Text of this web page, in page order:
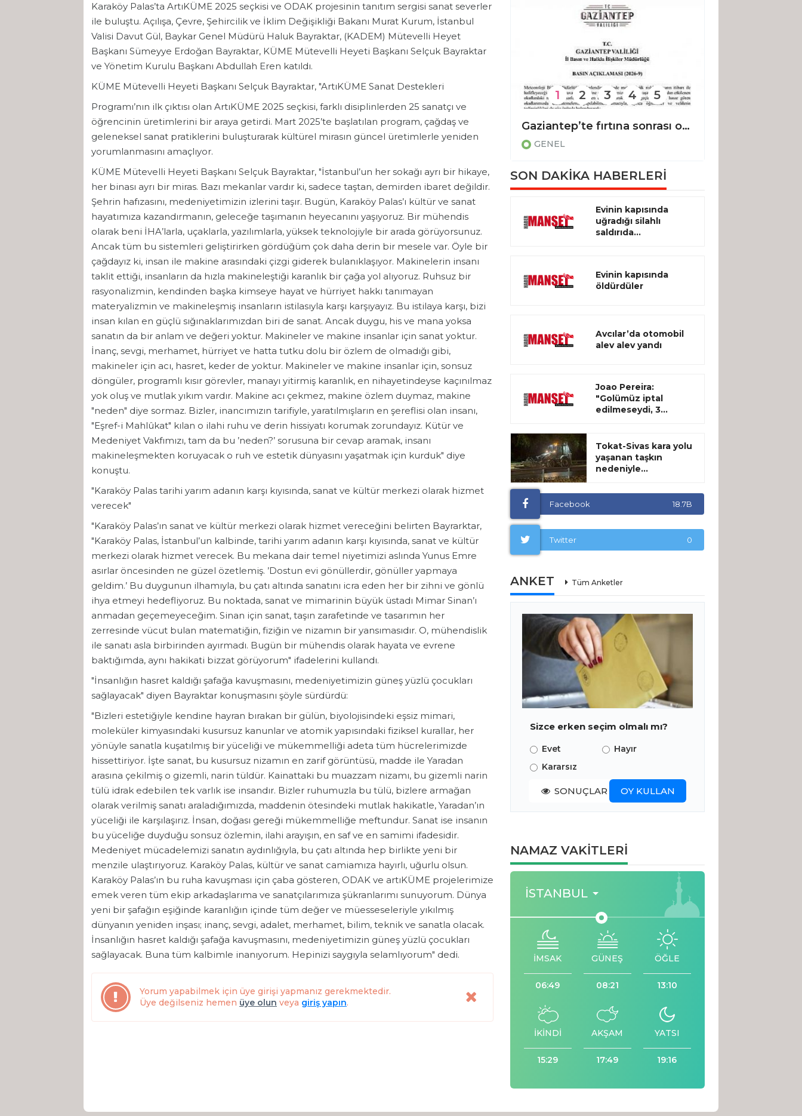
Karaköy Palas’ta ArtıKÜME 2025 seçkisi ve ODAK projesinin tanıtım sergisi sanat severler
ile buluştu. Açılışa, Çevre, Şehircilik ve İklim Değişikliği Bakanı Murat Kurum, İstanbul
Valisi Davut Gül, Baykar Genel Müdürü Haluk Bayraktar, (KADEM) Mütevelli Heyet
Başkanı Sümeyye Erdoğan Bayraktar, KÜME Mütevelli Heyeti Başkanı Selçuk Bayraktar
ve Yönetim Kurulu Başkanı Abdullah Eren katıldı.
KÜME Mütevelli Heyeti Başkanı Selçuk Bayraktar, "ArtıKÜME Sanat Destekleri
Programı’nın ilk çıktısı olan ArtıKÜME 2025 seçkisi, farklı disiplinlerden 25 sanatçı ve
öğrencinin üretimlerini bir araya getirdi. Mart 2025’te başlatılan program, çağdaş ve
geleneksel sanat pratiklerini buluşturarak kültürel mirasın güncel üretimlerle yeniden
yorumlanmasını amaçlıyor.
KÜME Mütevelli Heyeti Başkanı Selçuk Bayraktar, "İstanbul’un her sokağı ayrı bir hikaye,
her binası ayrı bir miras. Bazı mekanlar vardır ki, sadece taştan, demirden ibaret değildir.
Şehrin hafızasını, medeniyetimizin izlerini taşır. Bugün, Karaköy Palas’ı kültür ve sanat
hayatımıza kazandırmanın, geleceğe taşımanın heyecanını yaşıyoruz. Bir mühendis
olarak beni İHA’larla, uçaklarla, yazılımlarla, yüksek teknolojiyle bir arada görüyorsunuz.
Ancak tüm bu sistemleri geliştirirken gördüğüm çok daha derin bir mesele var. Öyle bir
çağdayız ki, insan ile makine arasındaki çizgi giderek bulanıklaşıyor. Makinelerin insanı
taklit ettiği, insanların da hızla makineleştiği karanlık bir çağa yol alıyoruz. Ruhsuz bir
rasyonalizmin, kendinden başka kimseye hayat ve hürriyet hakkı tanımayan
materyalizmin ve makineleşmiş insanların istilasıyla karşı karşıyayız. Bu istilaya karşı, bizi
insan kılan en güçlü sığınaklarımızdan biri de sanat. Ancak duygu, his ve mana yoksa
sanatın da bir anlam ve değeri yoktur. Makineler ve makine insanlar için sanat yoktur.
İnanç, sevgi, merhamet, hürriyet ve hatta tutku dolu bir özlem de olmadığı gibi,
makineler için acı, hasret, keder de yoktur. Makineler ve makine insanlar için, sonsuz
döngüler, programlı kısır görevler, manayı yitirmiş karanlık, en nihayetindeyse kaçınılmaz
yok oluş ve mutlak yıkım vardır. Makine acı çekmez, makine özlem duymaz, makine
"neden" diye sormaz. Bizler, inancımızın tarifiyle, yaratılmışların en şereflisi olan insanı,
"Eşref-i Mahlûkat" kılan o ilahi ruhu ve derin hissiyatı korumak zorundayız. Kütür ve
Medeniyet Vakfımızı, tam da bu ’neden?’ sorusuna bir cevap aramak, insanı
makineleşmekten koruyacak o ruh ve estetik dünyasını yaşatmak için kurduk" diye
konuştu.
"Karaköy Palas tarihi yarım adanın karşı kıyısında, sanat ve kültür merkezi olarak hizmet
verecek"
"Karaköy Palas’ın sanat ve kültür merkezi olarak hizmet vereceğini belirten Bayrarktar,
"Karaköy Palas, İstanbul’un kalbinde, tarihi yarım adanın karşı kıyısında, sanat ve kültür
merkezi olarak hizmet verecek. Bu mekana dair temel niyetimizi aslında Yunus Emre
asırlar öncesinden ne güzel özetlemiş. ’Dostun evi gönüllerdir, gönüller yapmaya
geldim.’ Bu duygunun ilhamıyla, bu çatı altında sanatını icra eden her bir zihni ve gönlü
ihya etmeyi hedefliyoruz. Bu noktada, sanat ve mimarinin büyük üstadı Mimar Sinan’ı
anmadan geçemeyeceğim. Sinan için sanat, taşın zarafetinde ve tasarımın her
zerresinde vücut bulan matematiğin, fiziğin ve nizamın bir yansımasıdır. O, mühendislik
ile sanatı asla birbirinden ayırmadı. Bugün bir mühendis olarak hayata ve evrene
baktığımda, aynı hakikati bizzat görüyorum" ifadelerini kullandı.
"İnsanlığın hasret kaldığı şafağa kavuşmasını, medeniyetimizin güneş yüzlü çocukları
sağlayacak" diyen Bayraktar konuşmasını şöyle sürdürdü:
"Bizleri estetiğiyle kendine hayran bırakan bir gülün, biyolojisindeki eşsiz mimari,
moleküler kimyasındaki kusursuz kanunlar ve atomik yapısındaki fiziksel kurallar, her
yönüyle sanatla kuşatılmış bir yüceliği ve mükemmelliği adeta tüm hücrelerimizde
hissettiriyor. İşte sanat, bu kusursuz nizamın en zarif görüntüsü, madde ile Yaradan
arasına çekilmiş o gizemli, narin tüldür. Kainattaki bu muazzam nizamı, bu gizemli narin
tülü idrak edebilen tek varlık ise insandır. Bizler ruhumuzla bu tülü, bizlere armağan
olarak verilmiş sanatı araladığımızda, maddenin ötesindeki mutlak hakikatle, Yaradan’ın
yüceliği ile karşılaşırız. İnsan, doğası gereği mükemmelliğe meftundur. Sanat ise insanın
bu yüceliğe duyduğu sonsuz özlemin, ilahi arayışın, en saf ve en samimi ifadesidir.
Medeniyet mücadelemizi sanatın aydınlığıyla, bu çatı altında hep birlikte yeni bir
menzile ulaştırıyoruz. Karaköy Palas, kültür ve sanat camiamıza hayırlı, uğurlu olsun.
Karaköy Palas’ın bu ruha kavuşması için çaba gösteren, ODAK ve artıKÜME projelerimize
emek veren tüm ekip arkadaşlarıma ve sanatçılarımıza şükranlarımı sunuyorum. Dünya
yeni bir şafağın eşiğinde karanlığın içinde tüm değer ve müesseseleriyle yıkılmış
dünyanın yeniden inşası; inanç, sevgi, adalet, merhamet, bilim, teknik ve sanatla olacak.
İnsanlığın hasret kaldığı şafağa kavuşmasını, medeniyetimizin güneş yüzlü çocukları
sağlayacak. Buna tüm kalbimle inanıyorum. Hepinizi saygıyla selamlıyorum" dedi.
Yorum yapabilmek için üye girişi yapmanız gerekmektedir.
Üye değilseniz hemen üye olun veya giriş yapın.
GENEL
Gaziantep’te fırtına sonrası okullar tatil edildi
GENEL
1 2 3 4 5
SON DAKİKA HABERLERİ
Evinin kapısında
uğradığı silahlı
saldırıda...
Evinin kapısında
öldürdüler
Avcılar’da otomobil
alev alev yandı
Joao Pereira:
"Golümüz iptal
edilmeseydi, 3...
Tokat-Sivas kara yolu
yaşanan taşkın
nedeniyle...
Facebook 18.7B
Twitter 0
ANKET Tüm Anketler
Sizce erken seçim olmalı mı?
Evet
Hayır
Kararsız
SONUÇLAR OY KULLAN
NAMAZ VAKİTLERİ
İSTANBUL
İMSAK
06:49
GÜNEŞ
08:21
ÖĞLE
13:10
İKİNDİ
15:29
AKŞAM
17:49
YATSI
19:16